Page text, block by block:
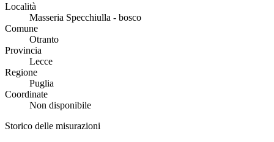
Località
Masseria Specchiulla - bosco
Comune
Otranto
Provincia
Lecce
Regione
Puglia
Coordinate
Non disponibile
Storico delle misurazioni